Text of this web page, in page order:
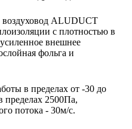
воздуховод ALUDUCT
с плотностью в
внешнее
фольга и
в пределах от -30 до
пределах 2500Па,
потока - 30м/с.